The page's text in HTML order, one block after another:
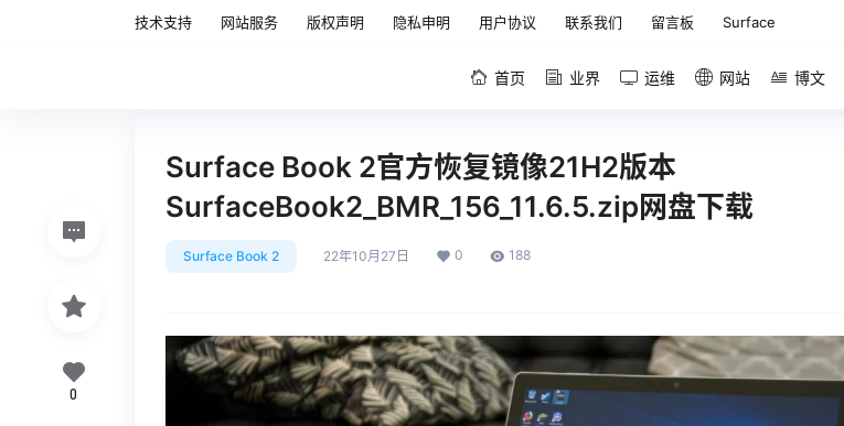
技术支持 网站服务 版权声明 隐私申明 用户协议 联系我们 留言板 Surface
首页 业界 运维 网站 博文
Surface Book 2官方恢复镜像21H2版本
SurfaceBook2_BMR_156_11.6.5.zip网盘下载
Surface Book 2 22年10月27日 0 188
0